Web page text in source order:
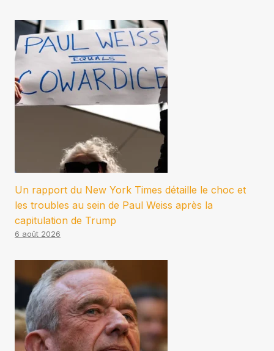
Un rapport du New York Times détaille le choc et
les troubles au sein de Paul Weiss après la
capitulation de Trump
6 août 2026